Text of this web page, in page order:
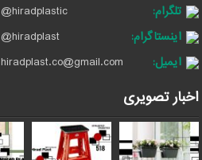
تلگرام:
@hiradplastic
اینستاگرام:
@hiradplast
ایمیل:
hiradplast.co@gmail.com
اخبار تصویری